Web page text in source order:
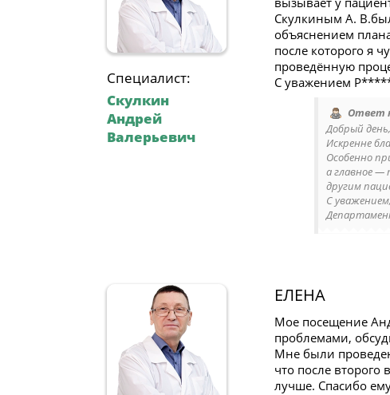
Специалист:
Скулкин
Андрей
Валерьевич
Скулкиным А.
объяснением
после которого я
проведённую
С уважением
Ответ
Добрый
Искренне
Особенно
а главное —
другим
С уважением,
ЕЛЕНА
Мое посещение
проблемами,
Мне были
что после
лучше. Спасибо